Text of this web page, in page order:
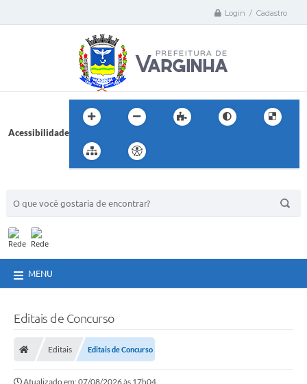
Login / Cadastro
Acessibilidade
MENU
Editais de Concurso
Editais Editais de Concurso
Atualizado em: 07/08/2026 às 17h04